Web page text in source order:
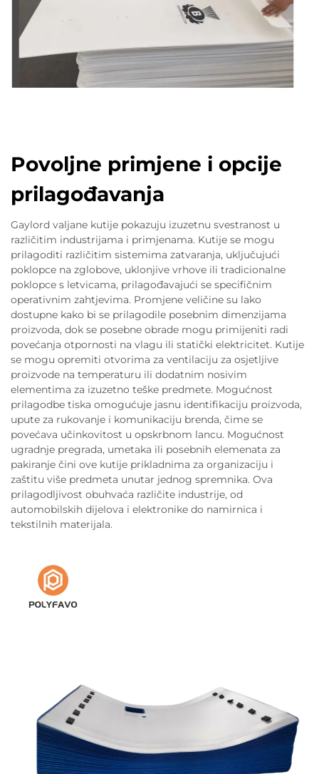
Povoljne primjene i opcije
prilagođavanja
Gaylord valjane kutije pokazuju izuzetnu svestranost u
različitim industrijama i primjenama. Kutije se mogu
prilagoditi različitim sistemima zatvaranja, uključujući
poklopce na zglobove, uklonjive vrhove ili tradicionalne
poklopce s letvicama, prilagođavajući se specifičnim
operativnim zahtjevima. Promjene veličine su lako
dostupne kako bi se prilagodile posebnim dimenzijama
proizvoda, dok se posebne obrade mogu primijeniti radi
povećanja otpornosti na vlagu ili statički elektricitet. Kutije
se mogu opremiti otvorima za ventilaciju za osjetljive
proizvode na temperaturu ili dodatnim nosivim
elementima za izuzetno teške predmete. Mogućnost
prilagodbe tiska omogućuje jasnu identifikaciju proizvoda,
upute za rukovanje i komunikaciju brenda, čime se
povećava učinkovitost u opskrbnom lancu. Mogućnost
ugradnje pregrada, umetaka ili posebnih elemenata za
pakiranje čini ove kutije prikladnima za organizaciju i
zaštitu više predmeta unutar jednog spremnika. Ova
prilagodljivost obuhvaća različite industrije, od
automobilskih dijelova i elektronike do namirnica i
tekstilnih materijala.